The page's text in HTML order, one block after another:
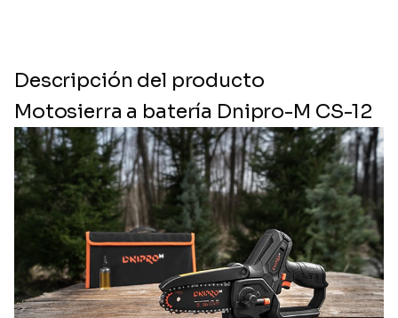
Descripción del producto
Motosierra a batería Dnipro-M CS-12